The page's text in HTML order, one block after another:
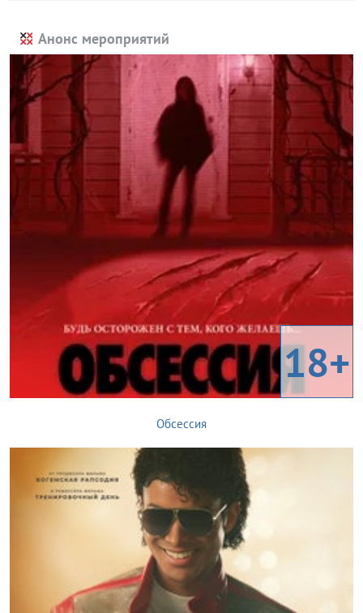
Анонс мероприятий
18+
Обсессия